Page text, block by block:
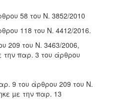
58 του Ν. 3852/2010
118 του Ν. 4412/2016.
του Ν. 3463/2006,
παρ. 3 του άρθρου
9 του άρθρου 209 του Ν.
µε την παρ. 13